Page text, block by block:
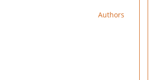
Authors